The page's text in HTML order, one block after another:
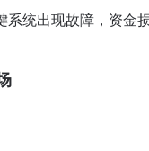
系统出现故障，资金